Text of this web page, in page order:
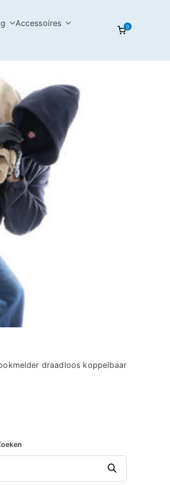
Accessoires
0
draadloos koppelbaar
Zoeken